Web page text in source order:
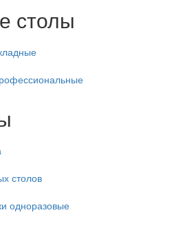
столы
столов
одноразовые